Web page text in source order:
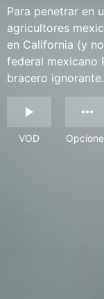
Para penetrar en
agricultores
en California (y
federal mexicano
bracero ignorante.
VOD